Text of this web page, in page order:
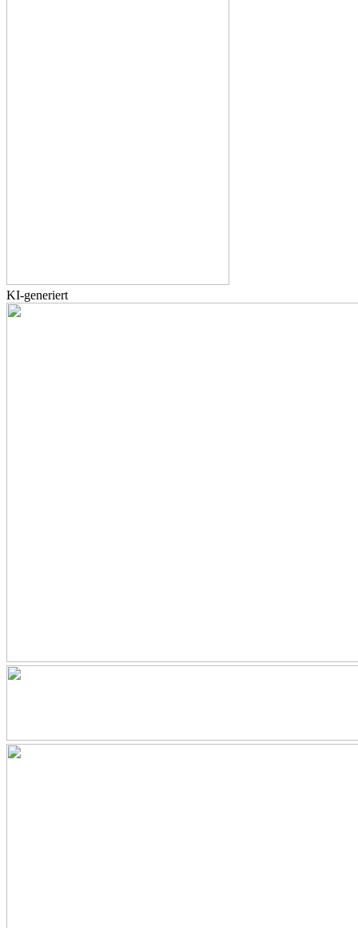
KI-generiert